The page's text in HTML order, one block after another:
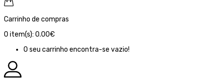
Carrinho de compras
0 item(s): 0.00€
O seu carrinho encontra-se vazio!